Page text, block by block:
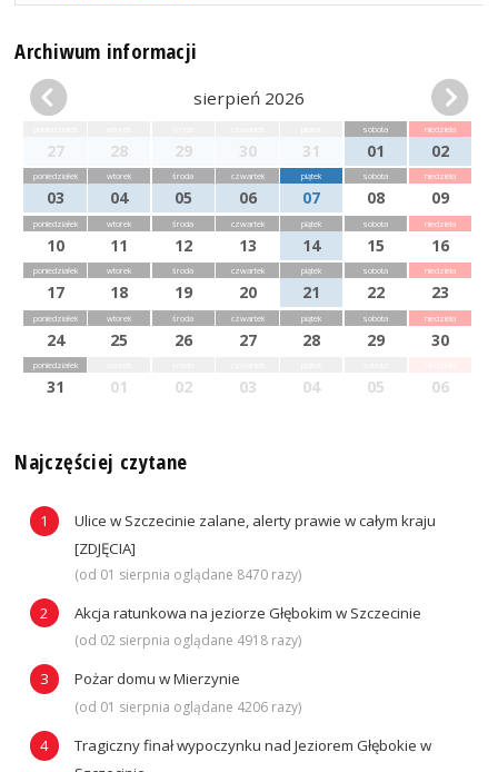
Archiwum informacji
sierpień 2026
27 28 29 30 31
sobota
01
niedziela
02
poniedziałek
03
wtorek
04
środa
05
czwartek
06
piątek
07
sobota
08
niedziela
09
poniedziałek
10
wtorek
11
środa
12
czwartek
13
piątek
14
sobota
15
niedziela
16
poniedziałek
17
wtorek
18
środa
19
czwartek
20
piątek
21
sobota
22
niedziela
23
poniedziałek
24
wtorek
25
środa
26
czwartek
27
piątek
28
sobota
29
niedziela
30
poniedziałek
31 01 02 03 04 05 06
Najczęściej czytane
Ulice w Szczecinie zalane, alerty prawie w całym kraju
[ZDJĘCIA]
(od 01 sierpnia oglądane 8470 razy)
Akcja ratunkowa na jeziorze Głębokim w Szczecinie
(od 02 sierpnia oglądane 4918 razy)
Pożar domu w Mierzynie
(od 01 sierpnia oglądane 4206 razy)
Tragiczny finał wypoczynku nad Jeziorem Głębokie w